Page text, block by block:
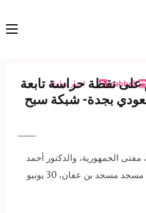
sabbeh اخبار شاملة
على نقطة حراسة تابعة
بجدة- شبكة سبح